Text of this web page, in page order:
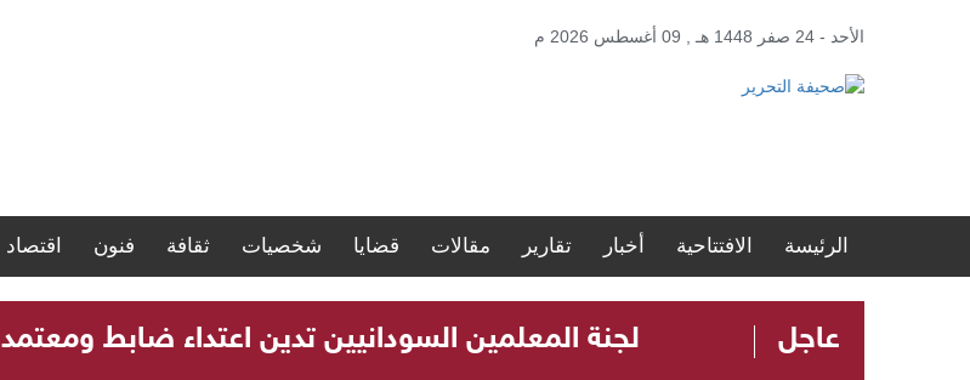
الأحد - 24 صفر 1448 هـ , 09 أغسطس 2026 م
الرئيسة الافتتاحية أخبار تقارير مقالات قضايا شخصيات ثقافة فنون اقتصاد
عاجل لجنة المعلمين السودانيين تدين اعتداء ضابط